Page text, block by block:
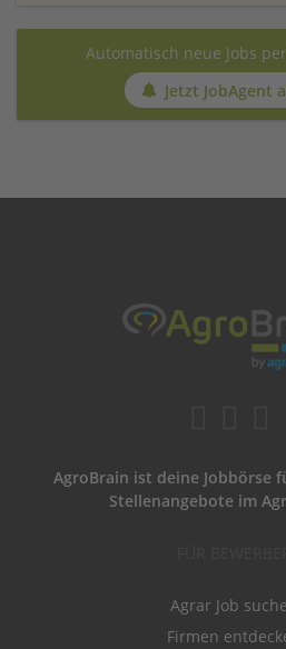
Automatisch neue Jobs
Jetzt JobAgent
AgroBrain ist deine Jobbörse
Stellenangebote im
Agrar Job
Firmen